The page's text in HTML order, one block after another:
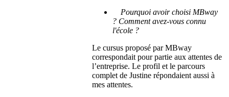
Pourquoi avoir choisi MBway
? Comment avez-vous connu
l'école ?
Le cursus proposé par MBway
correspondait pour partie aux attentes de
l’entreprise. Le profil et le parcours
complet de Justine répondaient aussi à
mes attentes.